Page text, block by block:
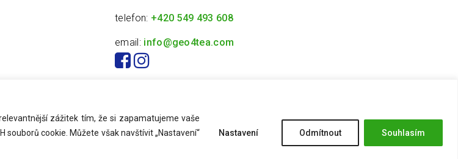
zážitek tím, že si zapamatujeme vaše
souborů cookie. Můžete však navštívit „Nastavení“
Nastavení Odmítnout Souhlasím
telefon: +420 549 493 608
email: info@geo4tea.com
Zásady ochrany osobních údajů